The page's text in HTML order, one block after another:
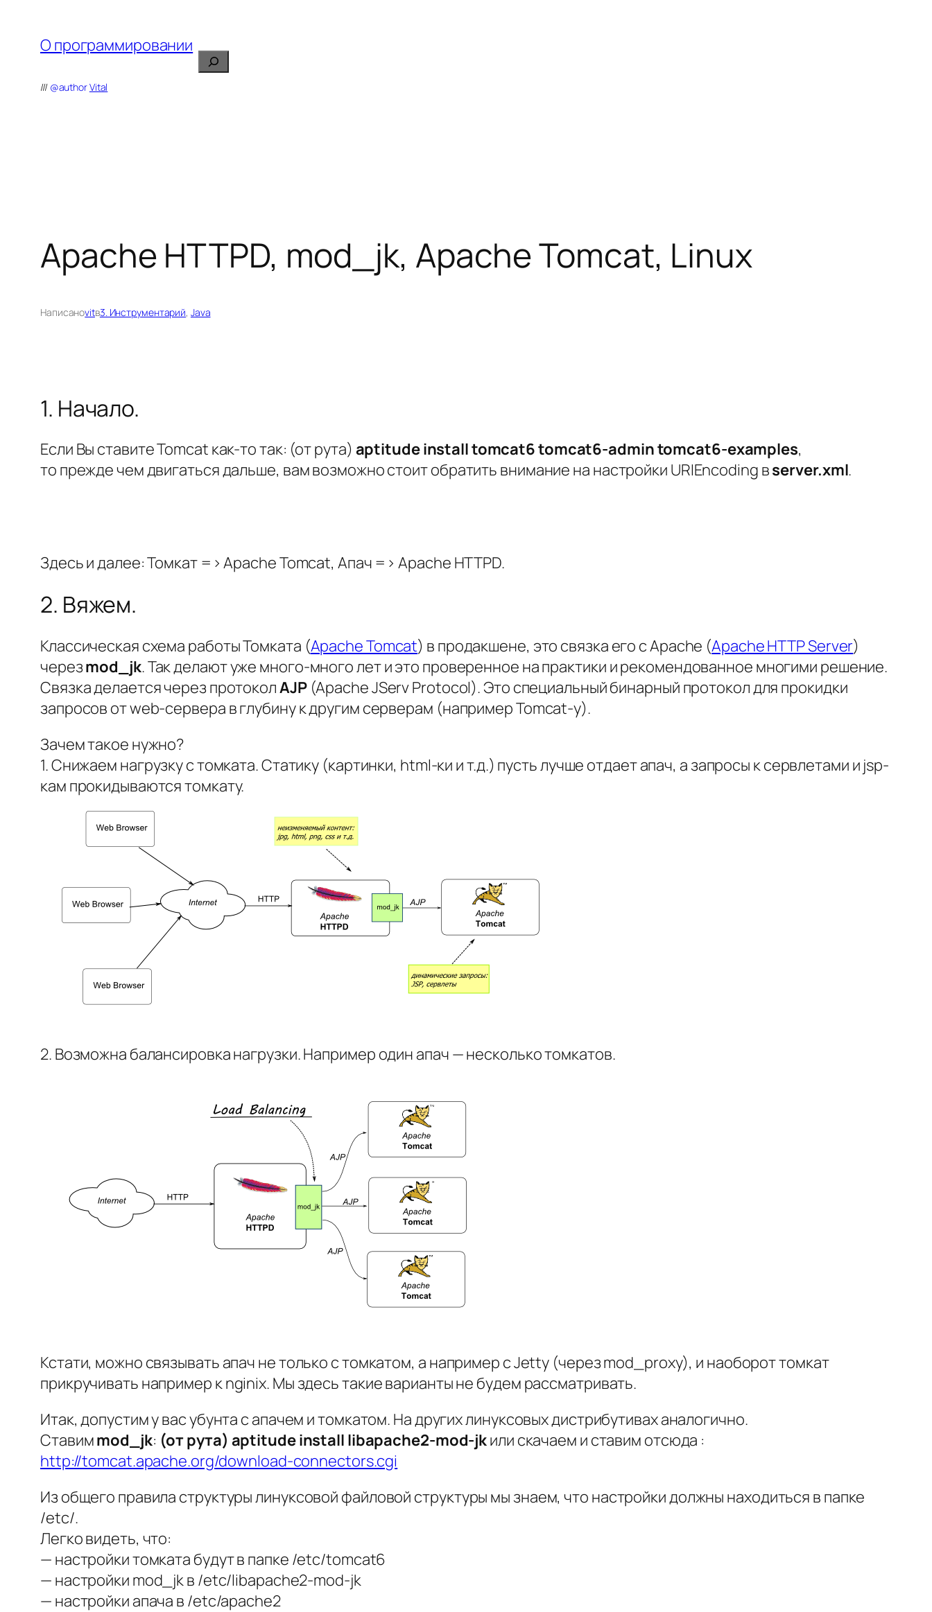
содержимому
О программировании
/// @authorVital
Поиск
Apache HTTPD, mod_jk, Apache Tomcat, Linux
Написаноvitв3. Инструментарий, Java
1. Начало.
Если Вы ставите Tomcat как-то так: (от рута) aptitude install tomcat6 tomcat6-admin tomcat6-examples,
то прежде чем двигаться дальше, вам возможно стоит обратить внимание на настройки URIEncoding вserver.xml.
Здесь и далее: Томкат => Apache Tomcat, Апач => Apache HTTPD.
2. Вяжем.
Классическая схема работы Томката (Apache Tomcat) в продакшене, это связка его с Apache (Apache HTTP Server)
черезmod_jk. Так делают уже много-много лет и это проверенное на практики и рекомендованное многими решение.
Связка делается через протоколAJP(Apache JServ Protocol). Это специальный бинарный протокол для прокидки
запросов от web-сервера в глубину к другим серверам (например Tomcat-у).
Зачем такое нужно?
1. Снижаем нагрузку с томката. Статику (картинки, html-ки и т.д.) пусть лучше отдает апач, а запросы к сервлетами и jsp-
кам прокидываются томкату.
2. Возможна балансировка нагрузки. Например один апач — несколько томкатов.
Кстати, можно связывать апач не только с томкатом, а например с Jetty (через mod_proxy), и наоборот томкат
прикручивать например кnginix. Мы здесь такие варианты не будем рассматривать.
Итак, допустим у вас убунта с апачем и томкатом. На других линуксовых дистрибутивах аналогично.
Ставимmod_jk: (от рута) aptitude install libapache2-mod-jkили скачаем и ставим отсюда :
http://tomcat.apache.org/download-connectors.cgi
Из общего правила структуры линуксовой файловой структуры мы знаем, что настройки должны находиться в папке
/etc/.
Легко видеть, что:
— настройки томката будут в папке /etc/tomcat6
— настройки mod_jk в /etc/libapache2-mod-jk
— настройки апача в /etc/apache2